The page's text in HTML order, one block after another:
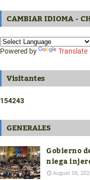
CAMBIAR IDIOMA -
Powered by Translate
Visitantes
154243
GENERALES
Gobierno
niega
próximo
August 06,